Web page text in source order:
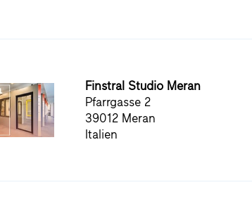
Finstral Studio Meran
Pfarrgasse 2
39012 Meran
Italien